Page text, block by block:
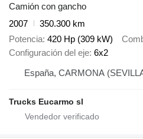
Camión con gancho
2007
350.300 km
Potencia 420 Hp (309 kW)
Configuración del eje 6x2
España, CARMONA
Trucks Eucarmo sl